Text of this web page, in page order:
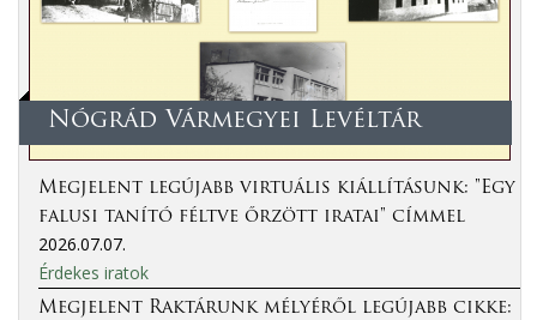
Nógrád Vármegyei Levéltár
Megjelent legújabb virtuális kiállításunk: "Egy
falusi tanító féltve őrzött iratai" címmel
2026.07.07.
Érdekes iratok
Megjelent Raktárunk mélyéről legújabb cikke: